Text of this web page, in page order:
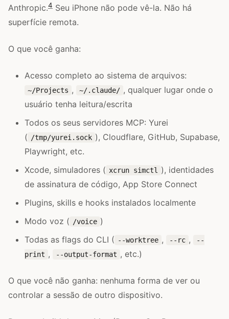
Anthropic.4 Seu iPhone não pode vê-la. Não há
superfície remota.
O que você ganha:
Acesso completo ao sistema de arquivos:
~/Projects , ~/.claude/ , qualquer lugar onde o
usuário tenha leitura/escrita
Todos os seus servidores MCP: Yurei
( /tmp/yurei.sock ), Cloudflare, GitHub, Supabase,
Playwright, etc.
Xcode, simuladores ( xcrun simctl ), identidades
de assinatura de código, App Store Connect
Plugins, skills e hooks instalados localmente
Modo voz ( /voice )
Todas as flags do CLI ( --worktree , --rc ,
--
print , --output-format , etc.)
O que você não ganha: nenhuma forma de ver ou
controlar a sessão de outro dispositivo.